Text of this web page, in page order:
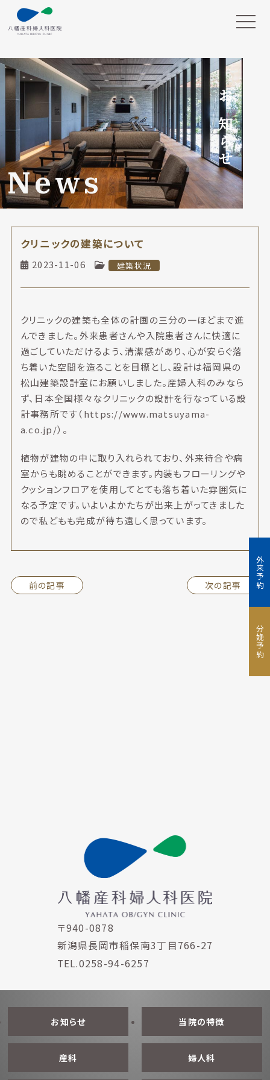
外来予約
分娩予約
お知らせ
News
クリニックの建築について
2023-11-06 建築状況
クリニックの建築も全体の計画の三分の一ほどまで進
んできました。外来患者さんや入院患者さんに快適に
過ごしていただけるよう、清潔感があり、心が安らぐ落
ち着いた空間を造ることを目標とし、設計は福岡県の
松山建築設計室にお願いしました。産婦人科のみなら
ず、日本全国様々なクリニックの設計を行なっている設
計事務所です（https://www.matsuyama-
a.co.jp/）。
植物が建物の中に取り入れられており、外来待合や病
室からも眺めることができます。内装もフローリングや
クッションフロアを使用してとても落ち着いた雰囲気に
なる予定です。いよいよかたちが出来上がってきました
ので私どもも完成が待ち遠しく思っています。
前の記事 次の記事
〒940-0878
新潟県長岡市稲保南3丁目766-27
TEL.0258-94-6257
お知らせ 当院の特徴
産科 婦人科